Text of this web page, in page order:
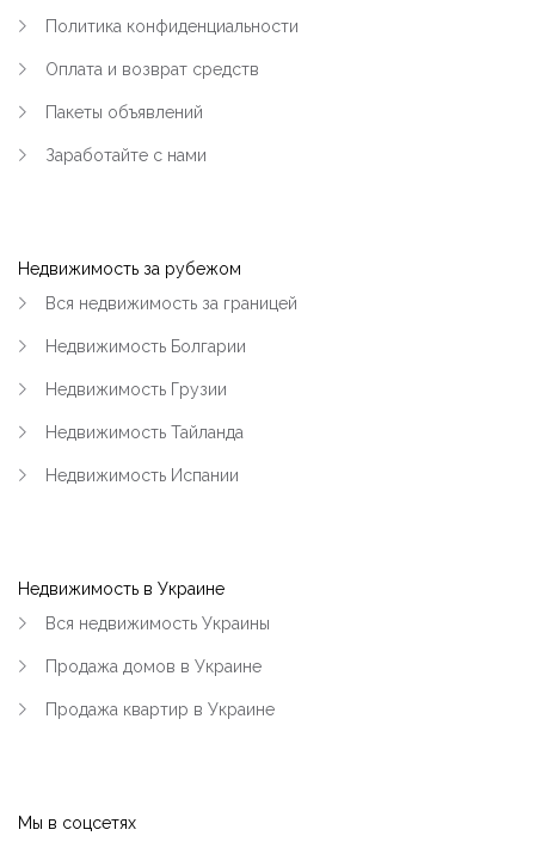
Политика конфиденциальности
Оплата и возврат средств
Пакеты объявлений
Заработайте с нами
Недвижимость за рубежом
Вся недвижимость за границей
Недвижимость Болгарии
Недвижимость Грузии
Недвижимость Тайланда
Недвижимость Испании
Недвижимость в Украине
Вся недвижимость Украины
Продажа домов в Украине
Продажа квартир в Украине
Мы в соцсетях